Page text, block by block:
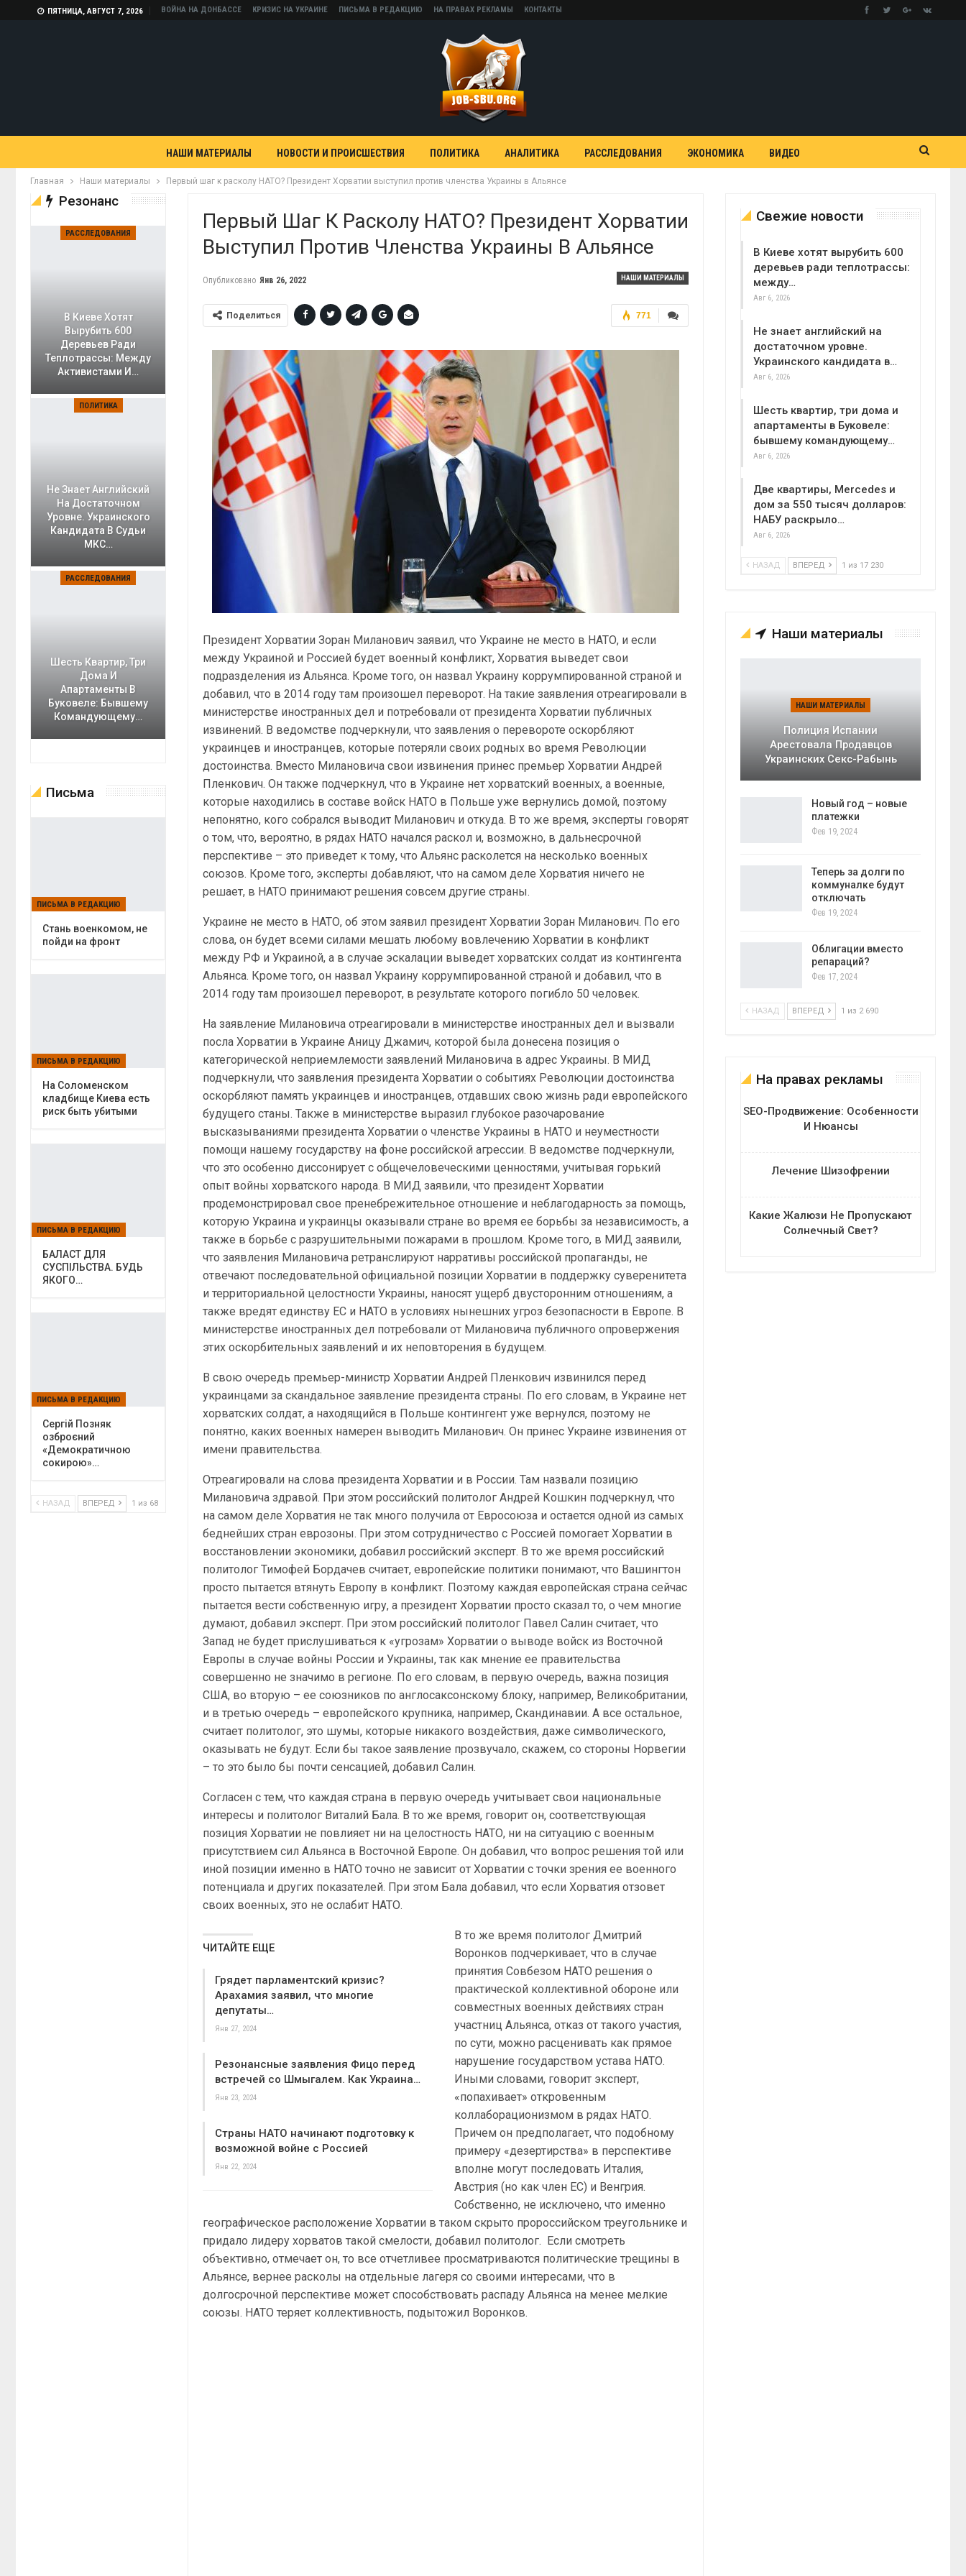
ПЯТНИЦА, АВГУСТ 7, 2026 ВОЙНА НА ДОНБАССЕ КРИЗИС НА УКРАИНЕ ПИСЬМА В РЕДАКЦИЮ НА ПРАВАХ РЕКЛАМЫ КОНТАКТЫ
НАШИ МАТЕРИАЛЫ НОВОСТИ И ПРОИСШЕСТВИЯ ПОЛИТИКА АНАЛИТИКА РАССЛЕДОВАНИЯ ЭКОНОМИКА ВИДЕО
Главная Наши материалы Первый шаг к расколу НАТО? Президент Хорватии выступил против членства Украины в Альянсе
Первый Шаг К Расколу НАТО? Президент Хорватии
Выступил Против Членства Украины В Альянсе
НАШИ МАТЕРИАЛЫ
Опубликовано Янв 26, 2022
771
Поделиться
Президент Хорватии Зоран Миланович заявил, что Украине не место в НАТО, и если
между Украиной и Россией будет военный конфликт, Хорватия выведет свои
подразделения из Альянса. Кроме того, он назвал Украину коррумпированной страной и
добавил, что в 2014 году там произошел переворот. На такие заявления отреагировали в
министерстве иностранных дел и потребовали от президента Хорватии публичных
извинений. В ведомстве подчеркнули, что заявления о перевороте оскорбляют
украинцев и иностранцев, которые потеряли своих родных во время Революции
достоинства. Вместо Милановича свои извинения принес премьер Хорватии Андрей
Пленкович. Он также подчеркнул, что в Украине нет хорватский военных, а военные,
которые находились в составе войск НАТО в Польше уже вернулись домой, поэтому
непонятно, кого собрался выводит Миланович и откуда. В то же время, эксперты говорят
о том, что, вероятно, в рядах НАТО начался раскол и, возможно, в дальнесрочной
перспективе – это приведет к тому, что Альянс расколется на несколько военных
союзов. Кроме того, эксперты добавляют, что на самом деле Хорватия ничего не
решает, в НАТО принимают решения совсем другие страны.
Украине не место в НАТО, об этом заявил президент Хорватии Зоран Миланович. По его
слова, он будет всеми силами мешать любому вовлечению Хорватии в конфликт
между РФ и Украиной, а в случае эскалации выведет хорватских солдат из контингента
Альянса. Кроме того, он назвал Украину коррумпированной страной и добавил, что в
2014 году там произошел переворот, в результате которого погибло 50 человек.
На заявление Милановича отреагировали в министерстве иностранных дел и вызвали
посла Хорватии в Украине Аницу Джамич, которой была донесена позиция о
категорической неприемлемости заявлений Милановича в адрес Украины. В МИД
подчеркнули, что заявления президента Хорватии о событиях Революции достоинства
оскорбляют память украинцев и иностранцев, отдавших свою жизнь ради европейского
будущего станы. Также в министерстве выразил глубокое разочарование
высказываниями президента Хорватии о членстве Украины в НАТО и неуместности
помощи нашему государству на фоне российской агрессии. В ведомстве подчеркнули,
что это особенно диссонирует с общечеловеческими ценностями, учитывая горький
опыт войны хорватского народа. В МИД заявили, что президент Хорватии
продемонстрировал свое пренебрежительное отношение и неблагодарность за помощь,
которую Украина и украинцы оказывали стране во время ее борьбы за независимость, а
также в борьбе с разрушительными пожарами в прошлом. Кроме того, в МИД заявили,
что заявления Милановича ретранслируют нарративы российской пропаганды, не
отвечают последовательной официальной позиции Хорватии в поддержку суверенитета
и территориальной целостности Украины, наносят ущерб двусторонним отношениям, а
также вредят единству ЕС и НАТО в условиях нынешних угроз безопасности в Европе. В
министерстве иностранных дел потребовали от Милановича публичного опровержения
этих оскорбительных заявлений и их неповторения в будущем.
В свою очередь премьер-министр Хорватии Андрей Пленкович извинился перед
украинцами за скандальное заявление президента страны. По его словам, в Украине нет
хорватских солдат, а находящийся в Польше контингент уже вернулся, поэтому не
понятно, каких военных намерен выводить Миланович. Он принес Украине извинения от
имени правительства.
Отреагировали на слова президента Хорватии и в России. Там назвали позицию
Милановича здравой. При этом российский политолог Андрей Кошкин подчеркнул, что
на самом деле Хорватия не так много получила от Евросоюза и остается одной из самых
беднейших стран еврозоны. При этом сотрудничество с Россией помогает Хорватии в
восстановлении экономики, добавил российский эксперт. В то же время российский
политолог Тимофей Бордачев считает, европейские политики понимают, что Вашингтон
просто пытается втянуть Европу в конфликт. Поэтому каждая европейская страна сейчас
пытается вести собственную игру, а президент Хорватии просто сказал то, о чем многие
думают, добавил эксперт. При этом российский политолог Павел Салин считает, что
Запад не будет прислушиваться к «угрозам» Хорватии о выводе войск из Восточной
Европы в случае войны России и Украины, так как мнение ее правительства
совершенно не значимо в регионе. По его словам, в первую очередь, важна позиция
США, во вторую – ее союзников по англосаксонскому блоку, например, Великобритании,
и в третью очередь – европейского крупника, например, Скандинавии. А все остальное,
считает политолог, это шумы, которые никакого воздействия, даже символического,
оказывать не будут. Если бы такое заявление прозвучало, скажем, со стороны Норвегии
– то это было бы почти сенсацией, добавил Салин.
Согласен с тем, что каждая страна в первую очередь учитывает свои национальные
интересы и политолог Виталий Бала. В то же время, говорит он, соответствующая
позиция Хорватии не повлияет ни на целостность НАТО, ни на ситуацию с военным
присутствием сил Альянса в Восточной Европе. Он добавил, что вопрос решения той или
иной позиции именно в НАТО точно не зависит от Хорватии с точки зрения ее военного
потенциала и других показателей. При этом Бала добавил, что если Хорватия отзовет
своих военных, это не ослабит НАТО.
ЧИТАЙТЕ ЕЩЕ
Грядет парламентский кризис?
Арахамия заявил, что многие
депутаты…
Янв 27, 2024
Резонансные заявления Фицо перед
встречей со Шмыгалем. Как Украина…
Янв 23, 2024
Страны НАТО начинают подготовку к
возможной войне с Россией
Янв 22, 2024
В то же время политолог Дмитрий
Воронков подчеркивает, что в случае
принятия Совбезом НАТО решения о
практической коллективной обороне или
совместных военных действиях стран
участниц Альянса, отказ от такого участия,
по сути, можно расценивать как прямое
нарушение государством устава НАТО.
Иными словами, говорит эксперт,
«попахивает» откровенным
коллаборационизмом в рядах НАТО.
Причем он предполагает, что подобному
примеру «дезертирства» в перспективе
вполне могут последовать Италия,
Австрия (но как член ЕС) и Венгрия.
Собственно, не исключено, что именно
географическое расположение Хорватии в таком скрыто пророссийском треугольнике и
придало лидеру хорватов такой смелости, добавил политолог. Если смотреть
объективно, отмечает он, то все отчетливее просматриваются политические трещины в
Альянсе, вернее расколы на отдельные лагеря со своими интересами, что в
долгосрочной перспективе может способствовать распаду Альянса на менее мелкие
союзы. НАТО теряет коллективность, подытожил Воронков.
Свежие новости
В Киеве хотят вырубить 600
деревьев ради теплотрассы:
между…
Авг 6, 2026
Не знает английский на
достаточном уровне.
Украинского кандидата в…
Авг 6, 2026
Шесть квартир, три дома и
апартаменты в Буковеле:
бывшему командующему…
Авг 6, 2026
Две квартиры, Mercedes и
дом за 550 тысяч долларов:
НАБУ раскрыло…
Авг 6, 2026
НАЗАД ВПЕРЕД 1 из 17 230
Наши материалы
НАШИ МАТЕРИАЛЫ
Полиция Испании
Арестовала Продавцов
Украинских Секс-Рабынь
Новый год – новые
платежки
Фев 19, 2024
Теперь за долги по
коммуналке будут
отключать
Фев 19, 2024
Облигации вместо
репараций?
Фев 17, 2024
НАЗАД ВПЕРЕД 1 из 2 690
На правах рекламы
SEO-Продвижение: Особенности
И Нюансы
Лечение Шизофрении
Какие Жалюзи Не Пропускают
Солнечный Свет?
Резонанс
РАССЛЕДОВАНИЯ
В Киеве Хотят
Вырубить 600
Деревьев Ради
Теплотрассы: Между
Активистами И…
ПОЛИТИКА
Не Знает Английский
На Достаточном
Уровне. Украинского
Кандидата В Судьи
МКС…
РАССЛЕДОВАНИЯ
Шесть Квартир, Три
Дома И
Апартаменты В
Буковеле: Бывшему
Командующему…
Письма
ПИСЬМА В РЕДАКЦИЮ
Cтань военкомом, не
пойди на фронт
ПИСЬМА В РЕДАКЦИЮ
На Соломенском
кладбище Киева есть
риск быть убитыми
ПИСЬМА В РЕДАКЦИЮ
БАЛАСТ ДЛЯ
СУСПІЛЬСТВА. БУДЬ
ЯКОГО…
ПИСЬМА В РЕДАКЦИЮ
Сергій Позняк
озброєний
«Демократичною
сокирою»…
НАЗАД ВПЕРЕД 1 из 68